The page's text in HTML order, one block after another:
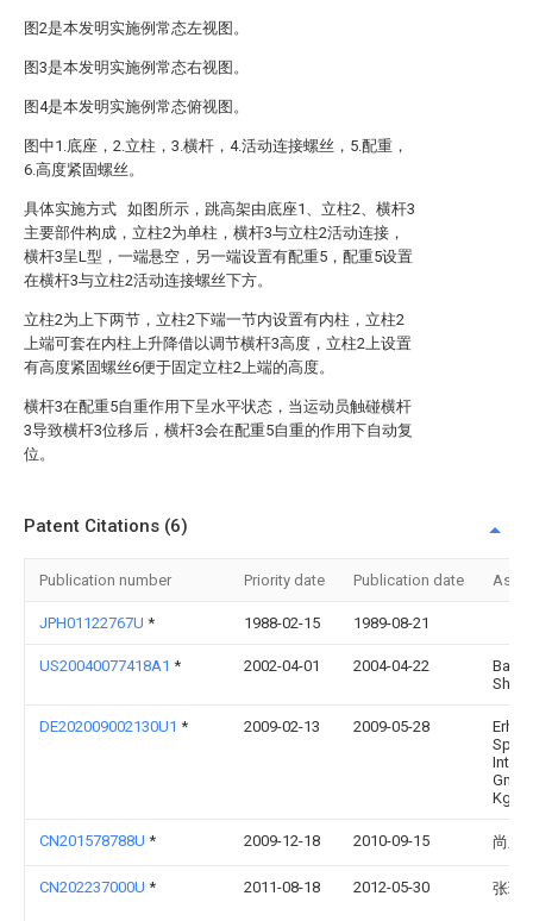
图2是本发明实施例常态左视图。
图3是本发明实施例常态右视图。
图4是本发明实施例常态俯视图。
图中1.底座，2.立柱，3.横杆，4.活动连接螺丝，5.配重，
6.高度紧固螺丝。
具体实施方式 如图所示，跳高架由底座1、立柱2、横杆3
主要部件构成，立柱2为单柱，横杆3与立柱2活动连接，
横杆3呈L型，一端悬空，另一端设置有配重5，配重5设置
在横杆3与立柱2活动连接螺丝下方。
立柱2为上下两节，立柱2下端一节内设置有内柱，立柱2
上端可套在内柱上升降借以调节横杆3高度，立柱2上设置
有高度紧固螺丝6便于固定立柱2上端的高度。
横杆3在配重5自重作用下呈水平状态，当运动员触碰横杆
3导致横杆3位移后，横杆3会在配重5自重的作用下自动复
位。
Patent Citations (6)
Publication number Priority date Publication date
JPH01122767U * 1988-02-15 1989-08-21
US20040077418A1 * 2002-04-01 2004-04-22
Shulla
DE202009002130U1 * 2009-02-13 2009-05-28
Sport
Kg
CN201578788U * 2009-12-18 2010-09-15 尚新
CN202237000U * 2011-08-18 2012-05-30 张珅